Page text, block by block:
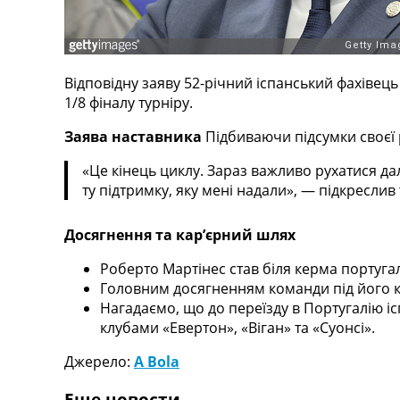
Телепрограма
RU
Categories
Головна
Новини футболу
Відео
Новини футболу України
Останні коментарі
Конкурс прогнозів
Логін
Рейтінги
Правила
Колективний прогноз
Турніри
Україна. Прем’єр-Ліга
Відповідну заяву 52-річний іспанський
1/8 фіналу турніру.
Заява наставника Підбиваючи підсумки
«Це кінець циклу. Зараз важливо рухатися
ту підтримку, яку мені надали», —
Досягнення та кар’єрний шлях
Роберто Мартінес став біля керма
Головним досягненням команди під його
Нагадаємо, що до переїзду в Португалію
клубами «Евертон», «Віган» та «Суонсі».
Джерело: A Bola